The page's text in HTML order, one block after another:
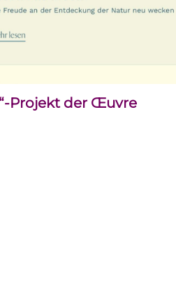
Projekt der Œuvre